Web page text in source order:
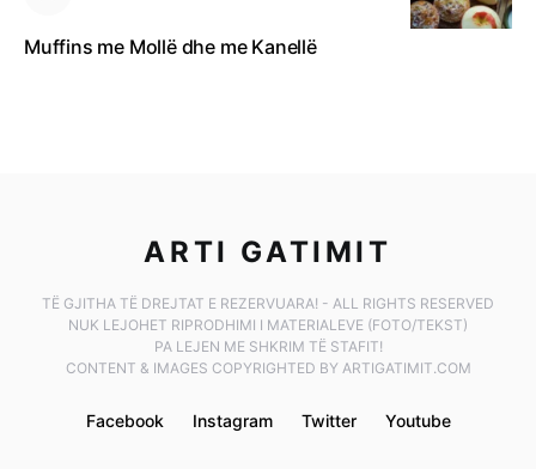
Muffins me Mollë dhe me Kanellë
ARTI GATIMIT
TË GJITHA TË DREJTAT E REZERVUARA! - ALL RIGHTS RESERVED
NUK LEJOHET RIPRODHIMI I MATERIALEVE (FOTO/TEKST)
PA LEJEN ME SHKRIM TË STAFIT!
CONTENT & IMAGES COPYRIGHTED BY ARTIGATIMIT.COM
Facebook Instagram Twitter Youtube